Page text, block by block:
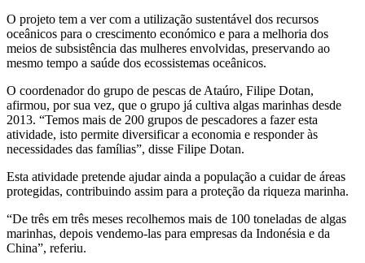
O projeto tem a ver com a utilização sustentável dos recursos
oceânicos para o crescimento económico e para a melhoria dos
meios de subsistência das mulheres envolvidas, preservando ao
mesmo tempo a saúde dos ecossistemas oceânicos.
O coordenador do grupo de pescas de Ataúro, Filipe Dotan,
afirmou, por sua vez, que o grupo já cultiva algas marinhas desde
2013. “Temos mais de 200 grupos de pescadores a fazer esta
atividade, isto permite diversificar a economia e responder às
necessidades das famílias”, disse Filipe Dotan.
Esta atividade pretende ajudar ainda a população a cuidar de áreas
protegidas, contribuindo assim para a proteção da riqueza marinha.
“De três em três meses recolhemos mais de 100 toneladas de algas
marinhas, depois vendemo-las para empresas da Indonésia e da
China”, referiu.